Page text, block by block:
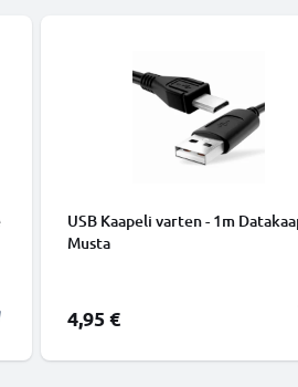
USB Kaapeli varten - 1m
Musta
4,95 €